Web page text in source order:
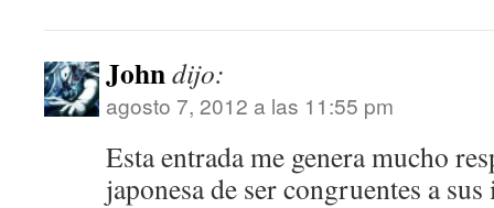
Johndijo:
agosto 7, 2012 a las 11:55 pm
Esta entrada me genera mucho
japonesa de ser congruentes a